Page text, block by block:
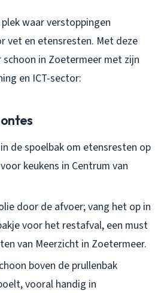
waar verstoppingen
vet en etensresten. Met deze
in Zoetermeer met zijn
en ICT-sector:
de spoelbak om etensresten op
keukens in Centrum van
door de afvoer; vang het op in
voor het restafval, een must
van Meerzicht in Zoetermeer.
boven de prullenbak
vooral handig in